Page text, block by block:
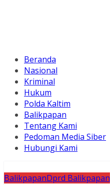
Beranda
Nasional
Kriminal
Hukum
Polda Kaltim
Balikpapan
Tentang Kami
Pedoman Media Siber
Hubungi Kami
BalikpapanDprd Balikpapan